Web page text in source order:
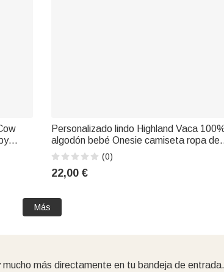
día
Personalizado lindo Highland Vaca
algodón bebé Onesie camiseta ropa de
los padres y los niños con el nombre y el
año primer regalo del Día del Padre para
el recién nacido papá nuevo
(0)
22,00 €
Más
más directamente en tu bandeja de entrada.